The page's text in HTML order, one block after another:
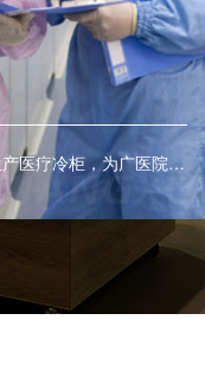
江雪电器专业生产医疗冷柜，为广医院及医疗室提供药品及血液的最佳保存环境。